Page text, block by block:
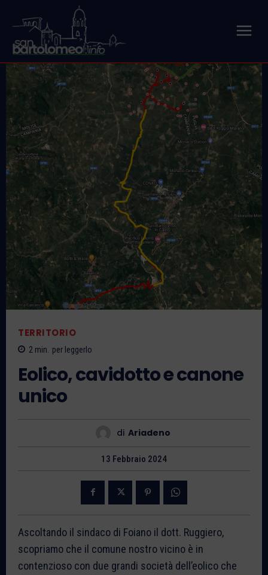
TERRITORIO
2 min. per leggerlo
Eolico, cavidotto e canone
unico
di Ariadeno
13 Febbraio 2024
Ascoltando il sindaco di Foiano il dott. Ruggiero,
scopriamo che il comune nostro vicino è in
contenzioso con due grandi società dell’eolico che